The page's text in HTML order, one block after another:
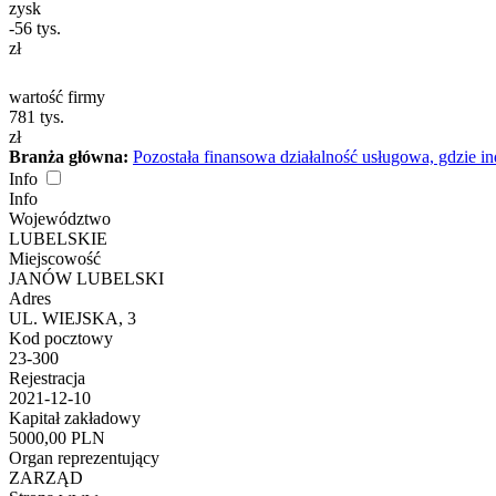
zysk
-56 tys.
zł
wartość firmy
781 tys.
zł
Branża główna: Pozostała finansowa działalność usługowa,
Info
Info
Województwo
LUBELSKIE
Miejscowość
JANÓW LUBELSKI
Adres
UL. WIEJSKA, 3
Kod pocztowy
23-300
Rejestracja
2021-12-10
Kapitał zakładowy
5000,00 PLN
Organ reprezentujący
ZARZĄD